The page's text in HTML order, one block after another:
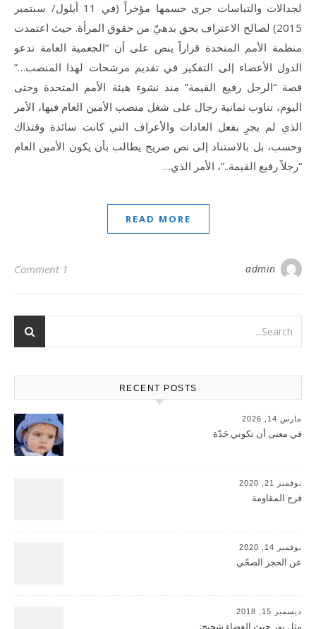
لجدالات والتباسات جرى حسمها مؤخراً (في 11 أيلول/ سبتمبر
2015) لصالح الاعتراف بحق بدهيّ من حقوق المرأة. حيث اعتمدت
منظمة الأمم المتحدة قراراً ينص على أن “الجعمية العامة تدعو
الدول الأعضاء إلى التفكير في تقديم مرشحات لهذا المنصب…”
قصة “الرجل رفيع القيمة” منذ نشوء هيئة الأمم المتحدة وحتى
اليوم، تناوب ثمانية رجال على شغل منصب الأمين العام فيها، الأمر
الذي لم يجرِ بفعل العادات والأعراف التي كانت سائدة وقتذاك
وحسب، بل بالاستناد إلى نص صريح يطالب بأن يكون الأمين العام
“رجلاً رفيع القيمة..”، الأمر الذي…
READ MORE
admin
1 Comment
RECENT POSTS
مارس 14, 2026
في معنى أن تكوني جَدّة
نوفمبر 21, 2020
فرح المقاومة
نوفمبر 14, 2020
عن الحجر الصحّي
ديسمبر 15, 2018
مثل نهر حيث الفضاء شحيح: